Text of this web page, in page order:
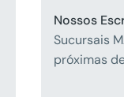
Nossos
Sucursais
próximas